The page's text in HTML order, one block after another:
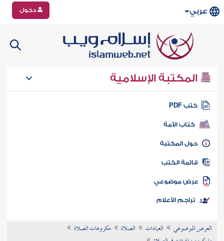
عربي دخول
المكتبة الإسلامية
كتب PDF
كتاب الأمة
المكتبة
الكتب
موضوعي
تراجم الأعلام
العرض الموضوعي العبادات الصلاة
مكروهات الصلاة